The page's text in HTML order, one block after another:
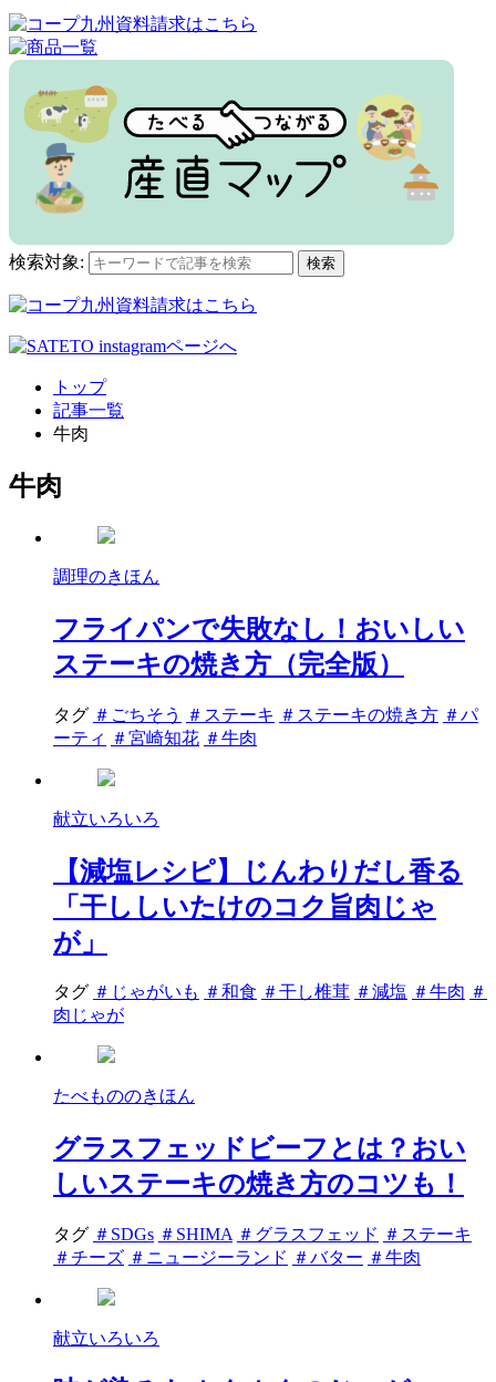
検索対象: 検索
トップ
記事一覧
牛肉
牛肉
調理のきほん
フライパンで失敗なし！おいしい
ステーキの焼き方（完全版）
タグ ＃ごちそう ＃ステーキ ＃ステーキの焼き方 ＃パ
ーティ ＃宮崎知花 ＃牛肉
献立いろいろ
【減塩レシピ】じんわりだし香る
「干ししいたけのコク旨肉じゃ
が」
タグ ＃じゃがいも ＃和食 ＃干し椎茸 ＃減塩 ＃牛肉 ＃
肉じゃが
たべもののきほん
グラスフェッドビーフとは？おい
しいステーキの焼き方のコツも！
タグ ＃SDGs ＃SHIMA ＃グラスフェッド ＃ステーキ
＃チーズ ＃ニュージーランド ＃バター ＃牛肉
献立いろいろ